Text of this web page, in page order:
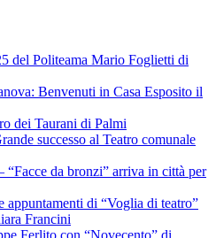
del Politeama Mario Foglietti di
Benvenuti in Casa Esposito il
dei Taurani di Palmi
successo al Teatro comunale
da bronzi” arriva in città per
di “Voglia di teatro”
Francini